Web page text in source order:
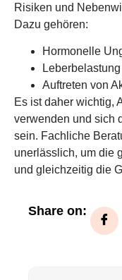
Risiken und
Dazu gehören:
Hormonelle
Auftreten von
Es ist daher wichtig,
verwenden und sich
sein. Fachliche
unerlässlich, um die
und gleichzeitig die
Share on: